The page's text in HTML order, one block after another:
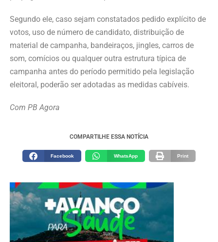
Segundo ele, caso sejam constatados pedido explícito de
votos, uso de número de candidato, distribuição de
material de campanha, bandeiraços, jingles, carros de
som, comícios ou qualquer outra estrutura típica de
campanha antes do período permitido pela legislação
eleitoral, poderão ser adotadas as medidas cabíveis.
Com PB Agora
COMPARTILHE ESSA NOTÍCIA
Facebook WhatsApp Print